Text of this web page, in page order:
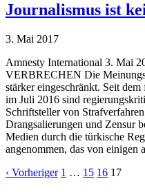
Journalismus ist
3. Mai 2017
Amnesty International 3. Mai
VERBRECHEN Die
stärker eingeschränkt. Seit
im Juli 2016 sind
Schriftsteller von
Drangsalierungen und Zensur
Medien durch die türkische
angenommen, das von einigen
‹ Vorheriger 1 … 15 16 17